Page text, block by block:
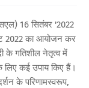
16 सितंबर '2022
2022 का आयोजन कर
के गतिशील नेतृत्व में
कई उपाय किए हैं।
के परिणामस्वरूप,